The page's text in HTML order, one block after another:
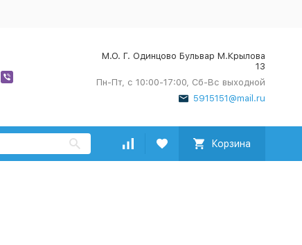
М.О. Г. Одинцово Бульвар М.Крылова
13
Пн-Пт, с 10:00-17:00, Сб-Вс выходной
5915151@mail.ru
Корзина